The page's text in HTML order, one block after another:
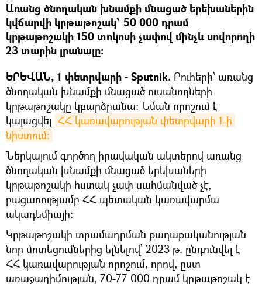
Առանց ծնողական խնամքի մնացած երեխաներին
կվճարվի կրթաթոշակ՝ 50 000 դրամ
կրթաթոշակի 150 տոկոսի չափով մինչև սովորողի
23 տարին լրանալը։
ԵՐԵՎԱՆ, 1 փետրվարի - Sputnik. Բուհերի՝ առանց
ծնողական խնամքի մնացած ուսանողների
կրթաթոշակը կբարձրանա։ Նման որոշում է
կայացվել ՀՀ կառավարության փետրվարի 1-ի
նիստում։
Ներկայում գործող իրավական ակտերով առանց
ծնողական խնամքի մնացած երեխաների
կրթաթոշակի հստակ չափ սահմանված չէ,
բացառությամբ ՀՀ պետական կառավարմա
ակադեմիայի:
Կրթաթոշակի տրամադրման քաղաքականության
նոր մոտեցումներից ելնելով՝ 2023 թ. ընդունվել է
ՀՀ կառավարության որոշում, որով, ըստ
առաջադիմության, 70-77 000 դրամ կրթաթոշակ է